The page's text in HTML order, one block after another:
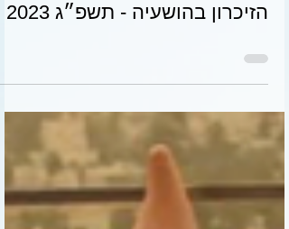
הזיכרון בהושעיה - תשפ״ג 2023